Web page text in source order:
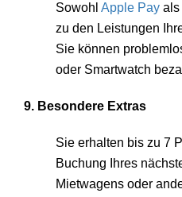
Sowohl Apple Pay als
zu den Leistungen
Sie können
oder Smartwatch
9. Besondere Extras
Sie erhalten bis zu 7
Buchung Ihres
Mietwagens oder